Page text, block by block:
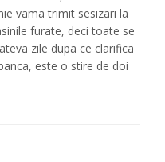
vama trimit sesizari la
furate, deci toate se
zile dupa ce clarifica
este o stire de doi